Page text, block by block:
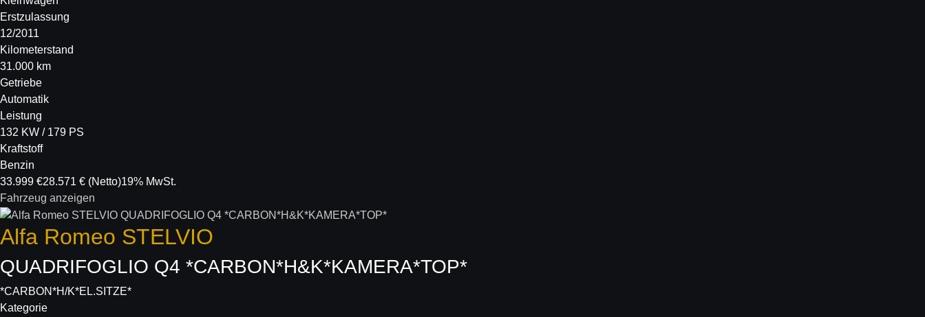
Erstzulassung
12/2011
Kilometerstand
31.000 km
Getriebe
Automatik
Leistung
132 KW / 179 PS
Kraftstoff
Benzin
33.999 €28.571 € (Netto)19% MwSt.
Fahrzeug anzeigen
Alfa Romeo STELVIO
QUADRIFOGLIO Q4 *CARBON*H&K*KAMERA*TOP*
*CARBON*H/K*EL.SITZE*
Kategorie